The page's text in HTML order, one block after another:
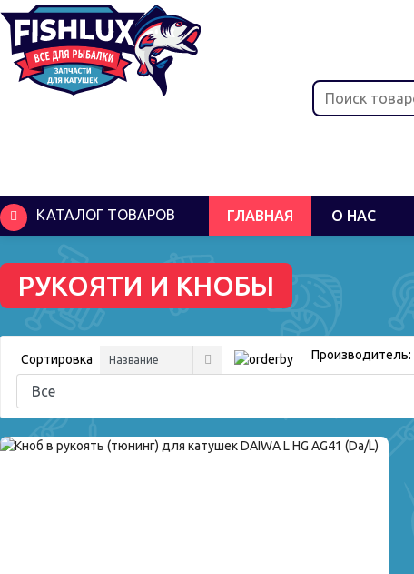
КАТАЛОГ ТОВАРОВ ГЛАВНАЯ О НАС
РУКОЯТИ И КНОБЫ
Сортировка Производитель: